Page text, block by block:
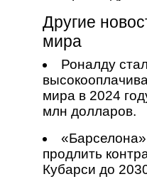
Другие
мира
Роналду
мира в 2024
млн долларов.
продлить
Кубарси до